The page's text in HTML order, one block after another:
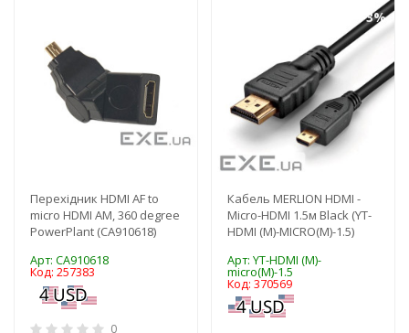
Перехідник HDMI AF to
micro HDMI AM, 360 degree
PowerPlant (CA910618)
Арт: CA910618
Код: 257383
0
-3%
Кабель MERLION HDMI -
Micro-HDMI 1.5м Black (YT-
HDMI (M)-MICRO(M)-1.5)
Арт: YT-HDMI (M)-
micro(M)-1.5
Код: 370569